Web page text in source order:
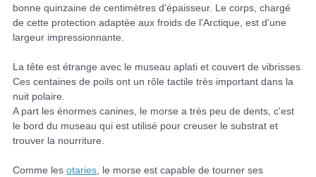
bonne quinzaine de centimètres d'épaisseur. Le corps, chargé
de cette protection adaptée aux froids de l'Arctique, est d'une
largeur impressionnante.
La tête est étrange avec le museau aplati et couvert de vibrisses.
Ces centaines de poils ont un rôle tactile très important dans la
nuit polaire.
A part les énormes canines, le morse a très peu de dents, c'est
le bord du museau qui est utilisé pour creuser le substrat et
trouver la nourriture.
Comme les otaries , le morse est capable de tourner ses